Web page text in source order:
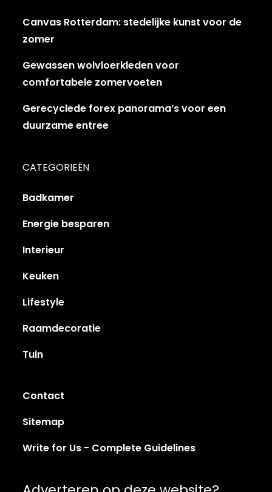
Canvas Rotterdam: stedelijke kunst voor de
zomer
Gewassen wolvloerkleden voor
comfortabele zomervoeten
Gerecyclede forex panorama’s voor een
duurzame entree
CATEGORIEËN
Badkamer
Energie besparen
Interieur
Keuken
Lifestyle
Raamdecoratie
Tuin
Contact
Sitemap
Write for Us - Complete Guidelines